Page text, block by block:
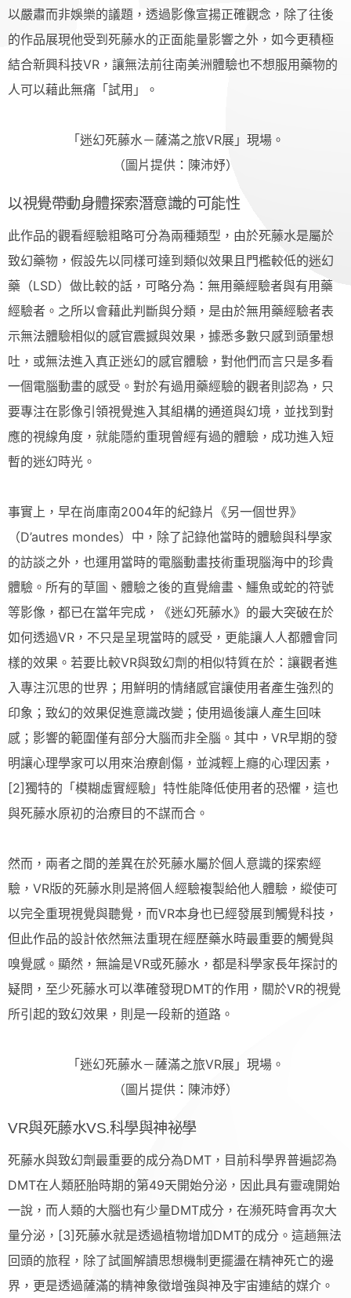
以嚴肅而非娛樂的議題，透過影像宣揚正確觀念，除了往後
的作品展現他受到死藤水的正面能量影響之外，如今更積極
結合新興科技VR，讓無法前往南美洲體驗也不想服用藥物的
人可以藉此無痛「試用」。
「迷幻死藤水－薩滿之旅VR展」現場。
（圖片提供：陳沛妤）
以視覺帶動身體探索潛意識的可能性
此作品的觀看經驗粗略可分為兩種類型，由於死藤水是屬於
致幻藥物，假設先以同樣可達到類似效果且門檻較低的迷幻
藥（LSD）做比較的話，可略分為：無用藥經驗者與有用藥
經驗者。之所以會藉此判斷與分類，是由於無用藥經驗者表
示無法體驗相似的感官震撼與效果，據悉多數只感到頭暈想
吐，或無法進入真正迷幻的感官體驗，對他們而言只是多看
一個電腦動畫的感受。對於有過用藥經驗的觀者則認為，只
要專注在影像引領視覺進入其組構的通道與幻境，並找到對
應的視線角度，就能隱約重現曾經有過的體驗，成功進入短
暫的迷幻時光。
事實上，早在尚庫南2004年的紀錄片《另一個世界》
（D’autres mondes）中，除了記錄他當時的體驗與科學家
的訪談之外，也運用當時的電腦動畫技術重現腦海中的珍貴
體驗。所有的草圖、體驗之後的直覺繪畫、鱷魚或蛇的符號
等影像，都已在當年完成，《迷幻死藤水》的最大突破在於
如何透過VR，不只是呈現當時的感受，更能讓人人都體會同
樣的效果。若要比較VR與致幻劑的相似特質在於：讓觀者進
入專注沉思的世界；用鮮明的情緒感官讓使用者產生強烈的
印象；致幻的效果促進意識改變；使用過後讓人產生回味
感；影響的範圍僅有部分大腦而非全腦。其中，VR早期的發
明讓心理學家可以用來治療創傷，並減輕上癮的心理因素，
[2]獨特的「模糊虛實經驗」特性能降低使用者的恐懼，這也
與死藤水原初的治療目的不謀而合。
然而，兩者之間的差異在於死藤水屬於個人意識的探索經
驗，VR版的死藤水則是將個人經驗複製給他人體驗，縱使可
以完全重現視覺與聽覺，而VR本身也已經發展到觸覺科技，
但此作品的設計依然無法重現在經歷藥水時最重要的觸覺與
嗅覺感。顯然，無論是VR或死藤水，都是科學家長年探討的
疑問，至少死藤水可以準確發現DMT的作用，關於VR的視覺
所引起的致幻效果，則是一段新的道路。
「迷幻死藤水－薩滿之旅VR展」現場。
（圖片提供：陳沛妤）
VR與死藤水VS.科學與神祕學
死藤水與致幻劑最重要的成分為DMT，目前科學界普遍認為
DMT在人類胚胎時期的第49天開始分泌，因此具有靈魂開始
一說，而人類的大腦也有少量DMT成分，在瀕死時會再次大
量分泌，[3]死藤水就是透過植物增加DMT的成分。這趟無法
回頭的旅程，除了試圖解讀思想機制更擺盪在精神死亡的邊
界，更是透過薩滿的精神象徵增強與神及宇宙連結的媒介。